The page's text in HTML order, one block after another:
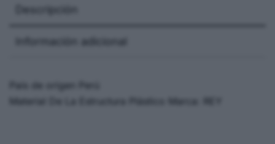
Descripción
Información adicional
País de origen Perú
Material De La Estructura Plástico Marca: REY